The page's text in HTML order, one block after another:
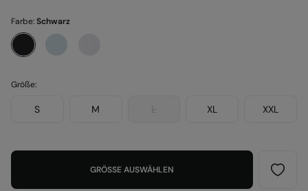
Farbe:Schwarz
Größe:
S M L XL XXL
GRÖSSE AUSWÄHLEN